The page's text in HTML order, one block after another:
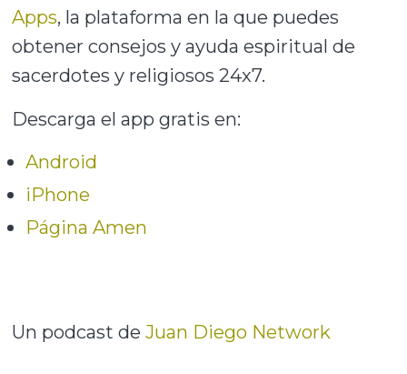
Apps, la plataforma en la que puedes
obtener consejos y ayuda espiritual de
sacerdotes y religiosos 24x7.
Descarga el app gratis en:
Android
iPhone
Página Amen
Un podcast deJuan Diego Network